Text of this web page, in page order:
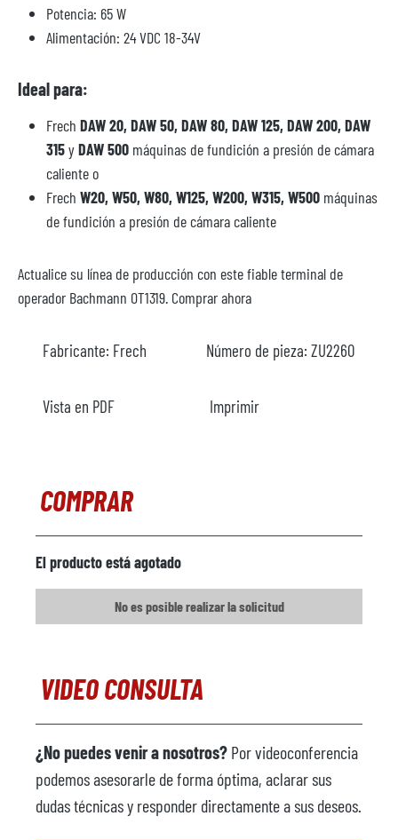
Potencia: 65 W
Alimentación: 24 VDC 18-34V
Ideal para:
Frech DAW 20, DAW 50, DAW 80, DAW 125, DAW 200, DAW
315yDAW 500 máquinas de fundición a presión de cámara
caliente o
Frech W20, W50, W80, W125, W200, W315, W500 máquinas
de fundición a presión de cámara caliente
Actualice su línea de producción con este fiable terminal de
operador Bachmann OT1319. Comprar ahora
Fabricante: Frech Número de pieza: ZU2260
Vista en PDF Imprimir
COMPRAR
El producto está agotado
No es posible realizar la solicitud
VIDEO CONSULTA
¿No puedes venir a nosotros? Por videoconferencia
podemos asesorarle de forma óptima, aclarar sus
dudas técnicas y responder directamente a sus deseos.